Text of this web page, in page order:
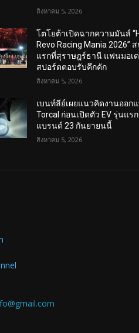
สิงหาคม 5, 2026
โตโยต้าเปิดฉากความมันส์
Revo Racing Mania 2026”
แรกที่สุราษฎร์ธานี แฟนมอเ
สปอร์ตตอบรับคึกคัก
สิงหาคม 5, 2026
เบนท์ลีย์เผยแนวคิดงานออก
Torcal ก่อนเปิดตัว EV รุ่นแร
แบรนด์ 23 กันยายนนี้
สิงหาคม 5, 2026